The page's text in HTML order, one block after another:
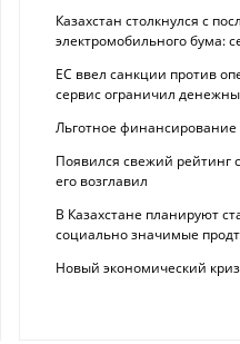
Казахстан столкнулся с
электромобильного бума:
ЕС ввел санкции против
сервис ограничил
Льготное финансирование
Появился свежий рейтинг
его возглавил
В Казахстане планируют
социально значимые
Новый экономический